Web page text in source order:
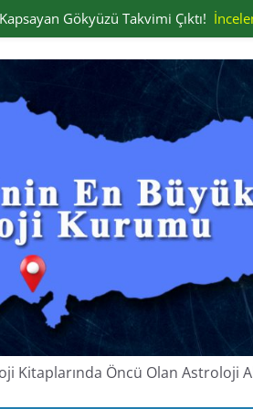
Kitaplarında Öncü Olan Astroloji
Kapsayan Gökyüzü Takvimi Çıktı!